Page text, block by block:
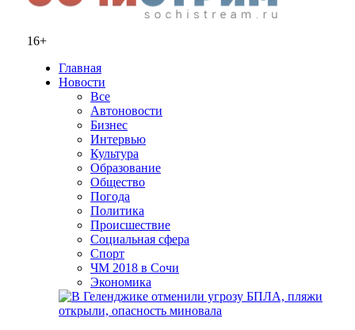
16+
Главная
Новости
Все
Автоновости
Бизнес
Интервью
Культура
Образование
Общество
Погода
Политика
Происшествие
Социальная сфера
Спорт
ЧМ 2018 в Сочи
Экономика